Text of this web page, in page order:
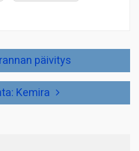
päivitys
Kemira